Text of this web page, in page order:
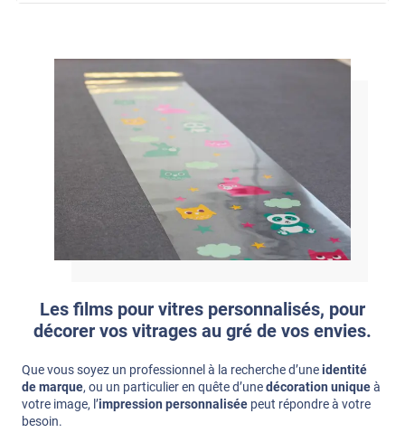
Les films pour vitres personnalisés, pour
décorer vos vitrages au gré de vos envies.
Que vous soyez un professionnel à la recherche d’uneidentité
de marque, ou un particulier en quête d’unedécoration uniqueà
votre image, l’impression personnalisée peut répondre à votre
besoin.